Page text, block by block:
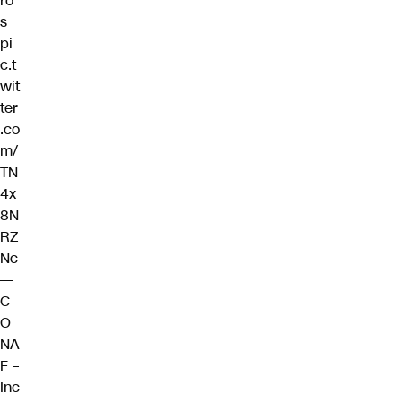
s
pi
c.t
wit
ter
.co
m/
TN
4x
8N
RZ
Nc
—
C
O
NA
F –
Inc